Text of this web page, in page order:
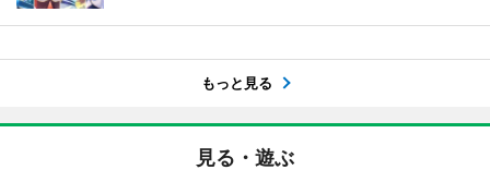
もっと見る
見る・遊ぶ